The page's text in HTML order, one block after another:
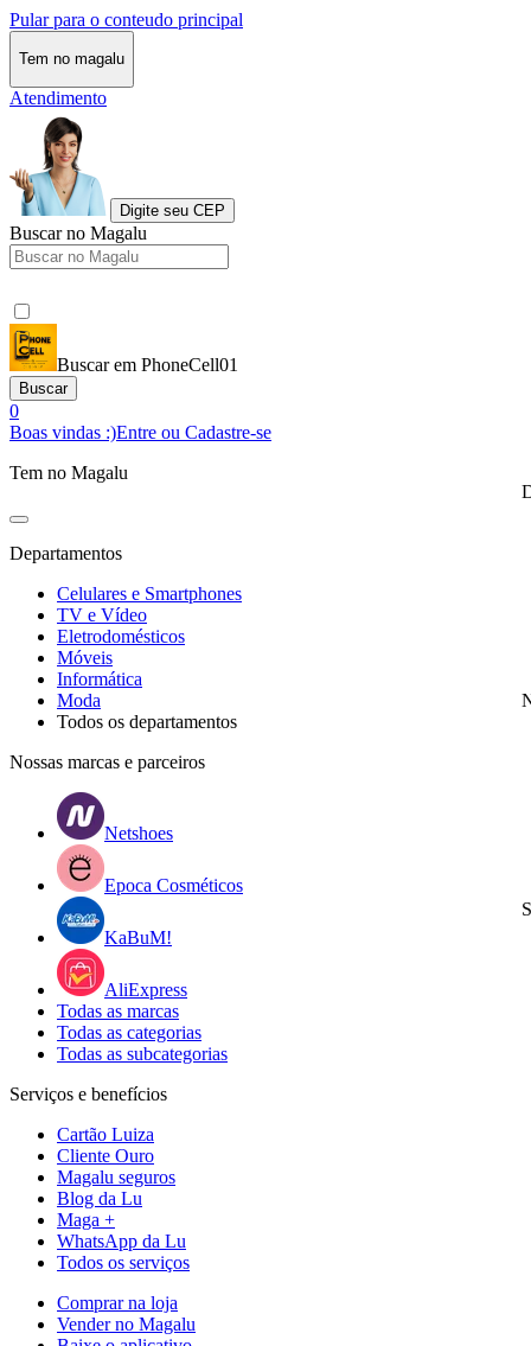
Pular para o conteudo principal
Tem no magalu
Atendimento
Digite seu CEP
Buscar no Magalu
Buscar em PhoneCell01
Buscar
0
Boas vindas :)Entre ou Cadastre-se
Tem no Magalu
Departamentos
Celulares e Smartphones
TV e Vídeo
Eletrodomésticos
Móveis
Informática
Moda
Todos os departamentos
Nossas marcas e parceiros
Netshoes
Epoca Cosméticos
KaBuM!
AliExpress
Todas as marcas
Todas as categorias
Todas as subcategorias
Serviços e benefícios
Cartão Luiza
Cliente Ouro
Magalu seguros
Blog da Lu
Maga +
WhatsApp da Lu
Todos os serviços
Comprar na loja
Vender no Magalu